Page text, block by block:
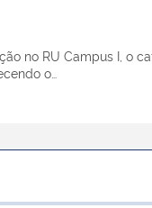
no RU Campus I, o
o…